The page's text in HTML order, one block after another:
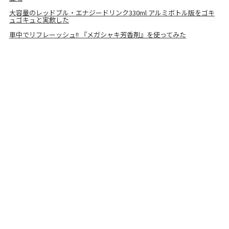
大容量のレッドブル・エナジードリンク330ml アルミボトル版をゴキ
ュゴキュと実飲した
車中でリフレーッシュ!! 『メガシャキ芳香剤』を使ってみた